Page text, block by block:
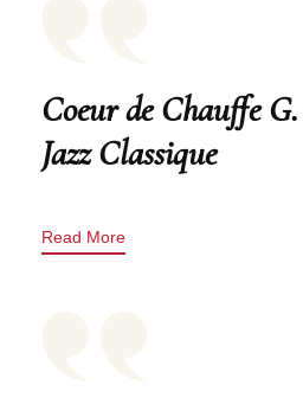
Coeur de Chauffe
Jazz Classique
Read More